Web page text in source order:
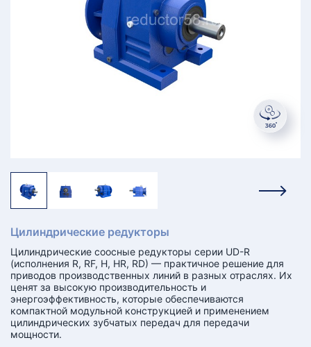
Цилиндрические редукторы
Цилиндрические соосные редукторы серии UD-R
(исполнения R, RF, H, HR, RD) — практичное решение для
приводов производственных линий в разных отраслях. Их
ценят за высокую производительность и
энергоэффективность, которые обеспечиваются
компактной модульной конструкцией и применением
цилиндрических зубчатых передач для передачи
мощности.